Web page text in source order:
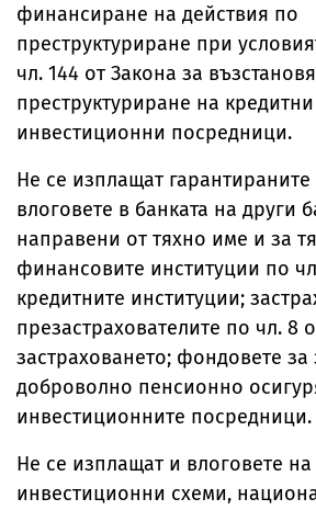
финансиране на действия по
преструктуриране при
чл. 144 от Закона за
преструктуриране на
инвестиционни посредници.
Не се изплащат
влоговете в банката на други
направени от тяхно име и за
финансовите институции по
кредитните институции;
презастрахователите по чл. 8
застраховането; фондовете
доброволно пенсионно
инвестиционните посредници.
Не се изплащат и влоговете на
инвестиционни схеми,